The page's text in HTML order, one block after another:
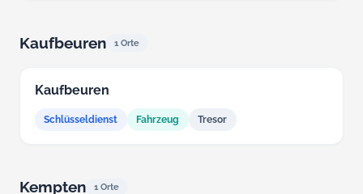
Kaufbeuren 1 Orte
Kaufbeuren
Schlüsseldienst Fahrzeug Tresor
Kempten 1 Orte